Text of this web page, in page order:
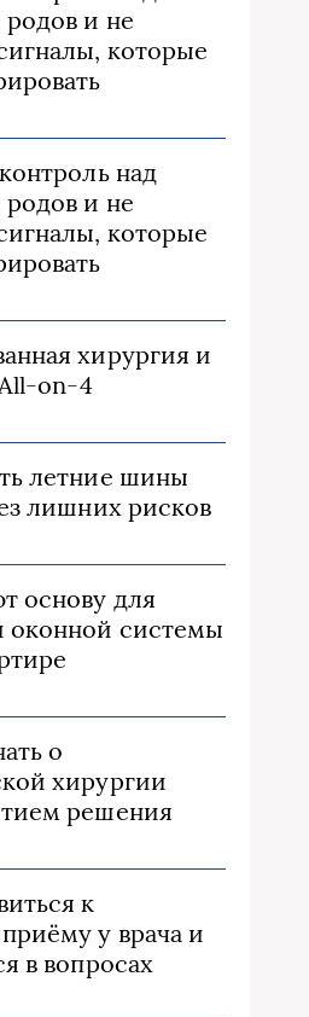
и не
которые
над
и не
которые
хирургия и
on-4
летние шины
лишних рисков
основу для
оконной системы
о
хирургии
решения
к
у врача и
в вопросах